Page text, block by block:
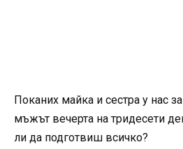
Поканих майка и сестра у нас
мъжът вечерта на тридесети
ли да подготвиш всичко?